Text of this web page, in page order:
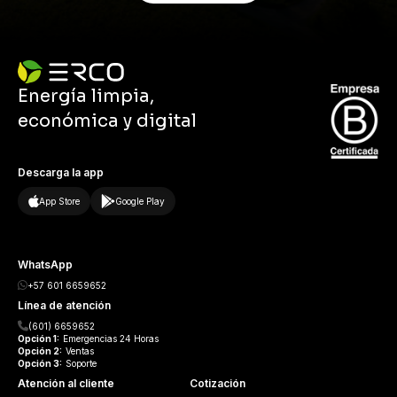
Energía limpia,
económica y digital
Descarga la app
App Store Google Play
WhatsApp
+57 601 6659652
Línea de atención
(601) 6659652
Opción1: Emergencias 24 Horas
Opción 2: Ventas
Opción3: Soporte
Atención al cliente Cotización